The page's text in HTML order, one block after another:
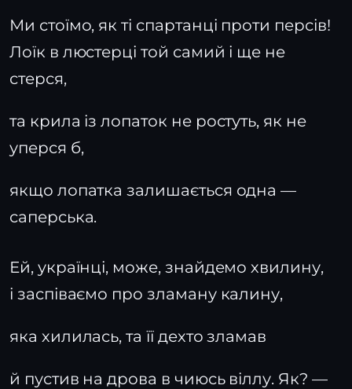
Ми стоїмо, як ті спартанці проти персів!
Лоїк в люстерці той самий і ще не
стерся,
та крила із лопаток не ростуть, як не
уперся б,
якщо лопатка залишається одна —
саперська.
Ей, українці, може, знайдемо хвилину,
і заспіваємо про зламану калину,
яка хилилась, та її дехто зламав
й пустив на дрова в чиюсь віллу. Як? —